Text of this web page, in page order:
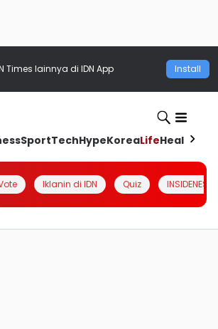
Times lainnya di IDN App Install
SportTechHypeKoreaLifeHealth
Iklanin di IDN Quiz INSIDENESIA